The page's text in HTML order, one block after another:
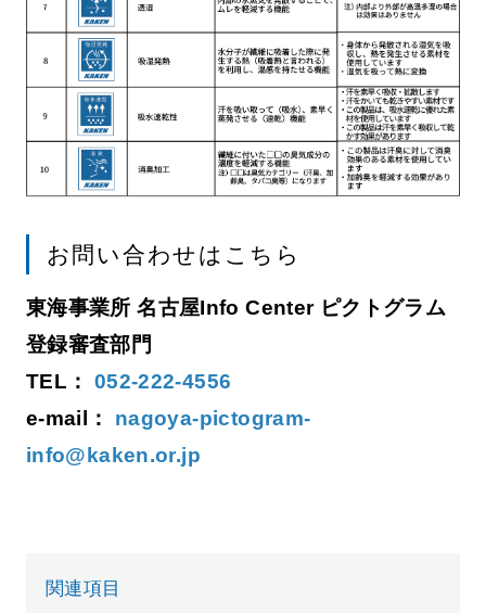
お問い合わせはこちら
東海事業所 名古屋Info Center ピクトグラム
登録審査部門
TEL： 052-222-4556
e-mail： nagoya-pictogram-
info@kaken.or.jp
関連項目